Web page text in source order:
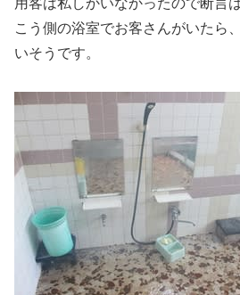
用客は私しかいなかったので断言
こう側の浴室でお客さんがいたら
いそうです。